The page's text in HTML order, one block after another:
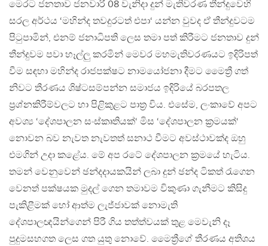
මෙරට ජනතාව ජනවාරි 08 වැනිදා දුන් මැතිවරණ තීන්දුවෙහි
සරල අර්ථය ‘මහින්ද තවදුරටත් එපා‘ යන්න වුවද ඒ තීන්දුවටම
පිටුපාමින්, එනම් ජනාධිපති ලෙස තමා පත් කිරීමට ජනතාව දුන්
තීන්දුවම පවා හෑල්ලු කරමින් මෙවර මහමැතිවරණයට ඉදිරිපත්
වීම සඳහා මහින්ද රාජපක්ෂට නාමයෝජනා දීමට මෛත්‍රී ගත්
නිවට තීරණය ශිෂ්ටසම්පන්න සමාජය ඉදිරියේ බරපතල
ප්‍රශ්නකිරීම්වලට හා පිළිකුළට පාත්‍ර විය. එසේම, ලංකාවේ අපට
අවශ්‍ය ‘දේශපාලන සංස්කෘතියක්‘ මිස ‘දේශපාලන ක්‍රමයක්‘
නොවන බව නැවත නැවතත් සනාථ වීමට අවස්ථාවක්ද ඔහු
එමගින් උදා කළේය. මේ අප රටේ දේශපාලන ක්‍රමයේ හැටිය.
තමන් වෙනුවෙන් ඡන්දදායකයින් ලබා දුන් ඡන්ද ටිකත් රැගෙන
වෙනත් පක්ෂයක මුදල් ගෙන තමාවම විකුණා ගැනීමට කිසිදු
පැකිළීමක් හෝ ආත්ම ලැජ්ජාවක් නොමැති
දේශපාලඥයින්ගෙන් පිරී ගිය තත්ත්වයක් තුළ මෙවැනි දෑ
පුදුමසහගත ලෙස ගත යුතු නොවේ. මෛත්‍රීගේ තීරණය අතිශය